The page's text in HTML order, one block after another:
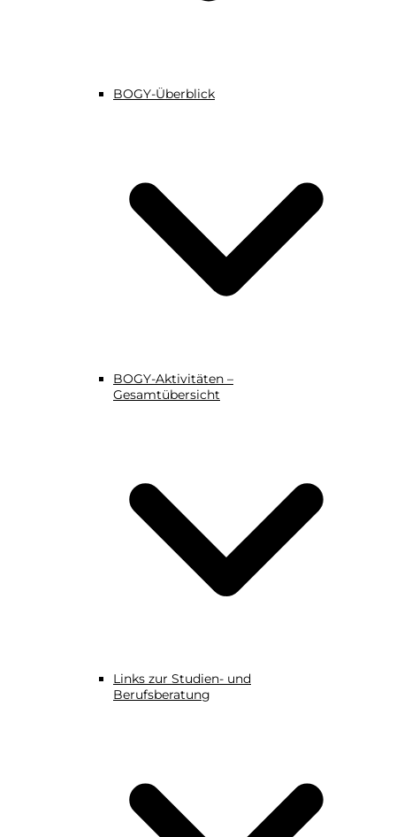
BOGY-Überblick
BOGY-Aktivitäten –
Gesamtübersicht
Links zur Studien- und
Berufsberatung